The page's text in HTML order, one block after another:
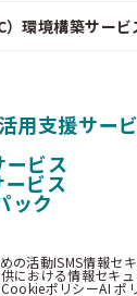
環境構築サービ
用支援サー
ービス
ビス
ック
の活動ISMS情報セ
における情報セキ
CookieポリシーAI ポ